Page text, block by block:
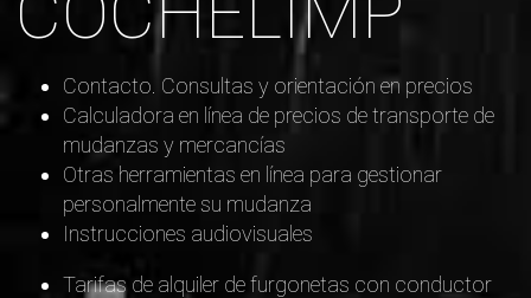
Contacto. Consultas y orientación en precios
Calculadora en línea de precios de transporte de
mudanzas y mercancías
Otras herramientas en línea para gestionar
personalmente su mudanza
Instrucciones audiovisuales
Tarifas de alquiler de furgonetas con conductor